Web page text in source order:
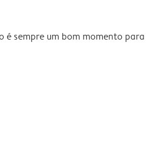
é sempre um bom momento para